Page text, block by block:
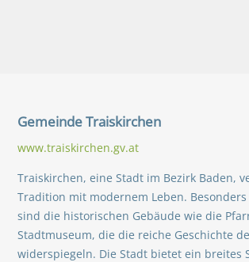
GemeindeTraiskirchen
www.traiskirchen.gv.at
Traiskirchen, eine Stadt im Bezirk Baden,
Tradition mit modernem Leben.
sind die historischen Gebäude wie die
Stadtmuseum, die die reiche Geschichte
widerspiegeln. Die Stadt bietet ein breites